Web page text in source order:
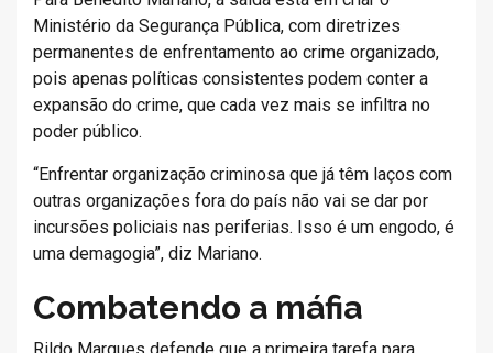
Ministério da Segurança Pública, com diretrizes
permanentes de enfrentamento ao crime organizado,
pois apenas políticas consistentes podem conter a
expansão do crime, que cada vez mais se infiltra no
poder público.
“Enfrentar organização criminosa que já têm laços com
outras organizações fora do país não vai se dar por
incursões policiais nas periferias. Isso é um engodo, é
uma demagogia”, diz Mariano.
Combatendo a máfia